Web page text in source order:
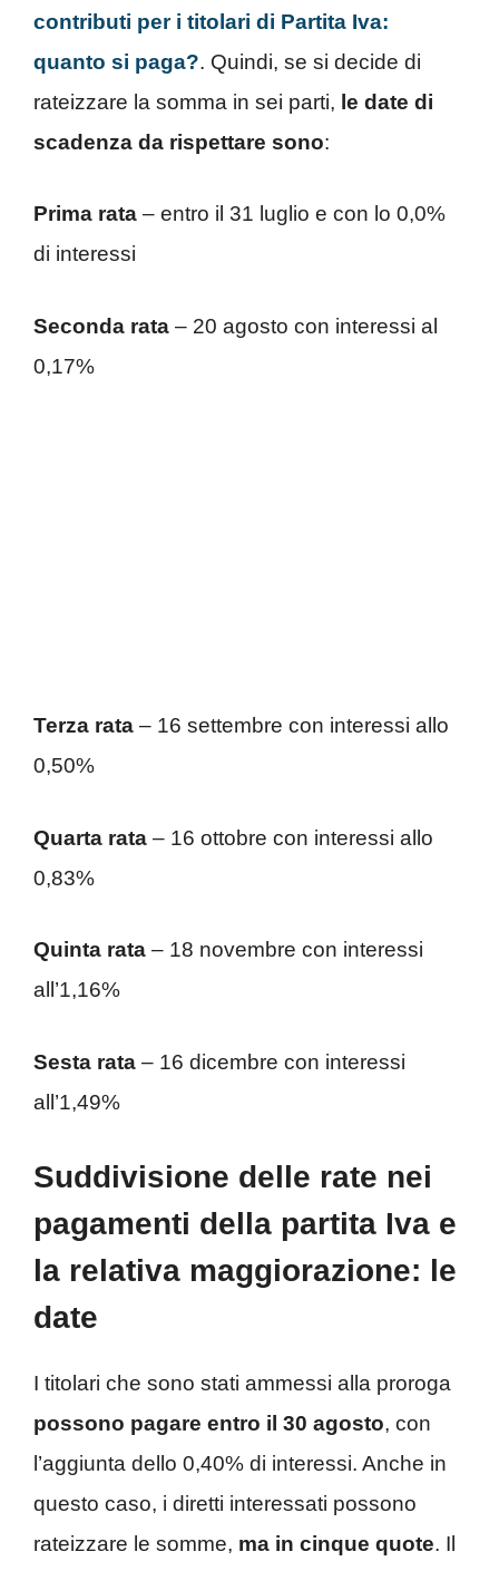
contributi per i titolari di Partita Iva:
quanto si paga?. Quindi, se si decide di
rateizzare la somma in sei parti, le date di
scadenza da rispettare sono:
Prima rata – entro il 31 luglio e con lo 0,0%
di interessi
Seconda rata – 20 agosto con interessi al
0,17%
Terza rata – 16 settembre con interessi allo
0,50%
Quarta rata – 16 ottobre con interessi allo
0,83%
Quinta rata – 18 novembre con interessi
all’1,16%
Sesta rata – 16 dicembre con interessi
all’1,49%
Suddivisione delle rate nei
pagamenti della partita Iva e
la relativa maggiorazione: le
date
I titolari che sono stati ammessi alla proroga
possono pagare entro il 30 agosto, con
l’aggiunta dello 0,40% di interessi. Anche in
questo caso, i diretti interessati possono
rateizzare le somme, ma in cinque quote. Il